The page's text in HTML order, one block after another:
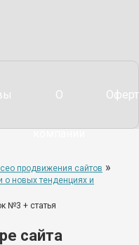
О
компании
продвижения сайтов »
о новых тенденциях и
№3 + статья
сайта